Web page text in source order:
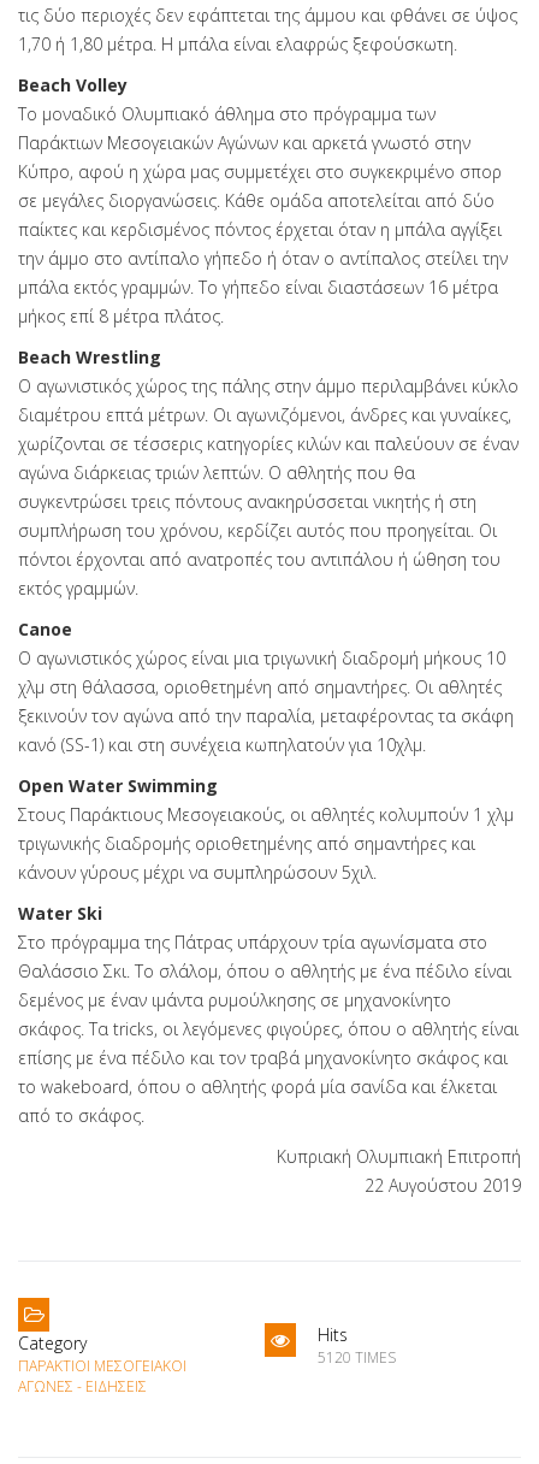
τις δύο περιοχές δεν εφάπτεται της άμμου και φθάνει σε ύψος
1,70 ή 1,80 μέτρα. Η μπάλα είναι ελαφρώς ξεφούσκωτη.
Beach Volley
Το μοναδικό Ολυμπιακό άθλημα στο πρόγραμμα των
Παράκτιων Μεσογειακών Αγώνων και αρκετά γνωστό στην
Κύπρο, αφού η χώρα μας συμμετέχει στο συγκεκριμένο σπορ
σε μεγάλες διοργανώσεις. Κάθε ομάδα αποτελείται από δύο
παίκτες και κερδισμένος πόντος έρχεται όταν η μπάλα αγγίξει
την άμμο στο αντίπαλο γήπεδο ή όταν ο αντίπαλος στείλει την
μπάλα εκτός γραμμών. Το γήπεδο είναι διαστάσεων 16 μέτρα
μήκος επί 8 μέτρα πλάτος.
Beach Wrestling
Ο αγωνιστικός χώρος της πάλης στην άμμο περιλαμβάνει κύκλο
διαμέτρου επτά μέτρων. Οι αγωνιζόμενοι, άνδρες και γυναίκες,
χωρίζονται σε τέσσερις κατηγορίες κιλών και παλεύουν σε έναν
αγώνα διάρκειας τριών λεπτών. Ο αθλητής που θα
συγκεντρώσει τρεις πόντους ανακηρύσσεται νικητής ή στη
συμπλήρωση του χρόνου, κερδίζει αυτός που προηγείται. Οι
πόντοι έρχονται από ανατροπές του αντιπάλου ή ώθηση του
εκτός γραμμών.
Canoe
Ο αγωνιστικός χώρος είναι μια τριγωνική διαδρομή μήκους 10
χλμ στη θάλασσα, οριοθετημένη από σημαντήρες. Οι αθλητές
ξεκινούν τον αγώνα από την παραλία, μεταφέροντας τα σκάφη
κανό (SS-1) και στη συνέχεια κωπηλατούν για 10χλμ.
Open Water Swimming
Στους Παράκτιους Μεσογειακούς, οι αθλητές κολυμπούν 1 χλμ
τριγωνικής διαδρομής οριοθετημένης από σημαντήρες και
κάνουν γύρους μέχρι να συμπληρώσουν 5χιλ.
Water Ski
Στο πρόγραμμα της Πάτρας υπάρχουν τρία αγωνίσματα στο
Θαλάσσιο Σκι. Το σλάλομ, όπου ο αθλητής με ένα πέδιλο είναι
δεμένος με έναν ιμάντα ρυμούλκησης σε μηχανοκίνητο
σκάφος. Τα tricks, οι λεγόμενες φιγούρες, όπου ο αθλητής είναι
επίσης με ένα πέδιλο και τον τραβά μηχανοκίνητο σκάφος και
το wakeboard, όπου ο αθλητής φορά μία σανίδα και έλκεται
από το σκάφος.
Κυπριακή Ολυμπιακή Επιτροπή
22 Αυγούστου 2019
Category
ΠΑΡΆΚΤΙΟΙ ΜΕΣΟΓΕΙΑΚΟΊ
ΑΓΏΝΕΣ - ΕΙΔΉΣΕΙΣ
Hits
5120 TIMES